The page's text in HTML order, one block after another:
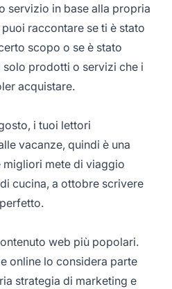
servizio in base alla propria
raccontare se ti è stato
scopo o se è stato
prodotti o servizi che i
acquistare.
i tuoi lettori
vacanze, quindi è una
migliori mete di viaggio
cucina, a ottobre scrivere
web più popolari.
online lo considera parte
strategia di marketing e